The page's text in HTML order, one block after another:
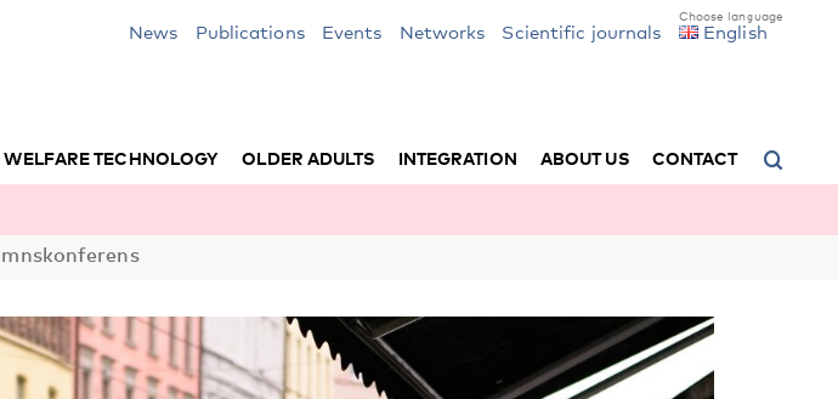
News Publications Events Networks Scientific journals English
WELFARE TECHNOLOGY OLDER ADULTS INTEGRATION ABOUT US CONTACT